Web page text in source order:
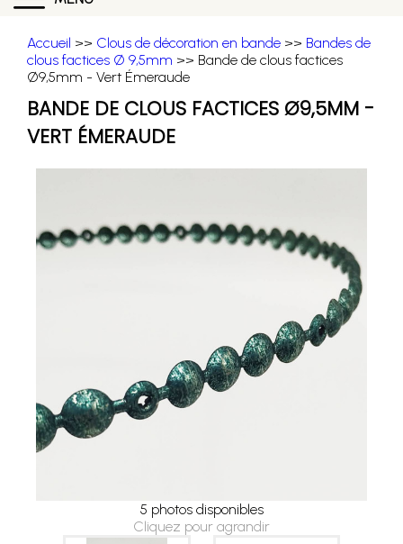
Accueil >> Clous de décoration en bande >> Bandes de
clous factices Ø 9,5mm >> Bande de clous factices
Ø9,5mm - Vert Émeraude
BANDE DE CLOUS FACTICES Ø9,5MM -
VERT ÉMERAUDE
5 photos disponibles
Cliquez pour agrandir